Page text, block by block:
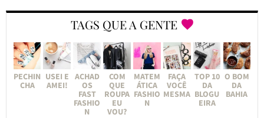
TAGS QUE A GENTE
PECHIN
CHA
USEI E
AMEI!
ACHAD
OS
FAST
FASHIO
N
COM
QUE
ROUPA
EU
VOU?
MATEM
ÁTICA
FASHIO
N
FAÇA
VOCÊ
MESMA
TOP 10
DA
BLOGU
EIRA
O BOM
DA
BAHIA